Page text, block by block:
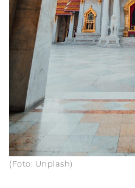
(Foto: Unplash)